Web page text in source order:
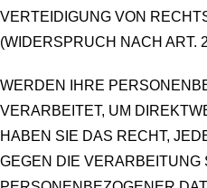
VERTEIDIGUNG VON
(WIDERSPRUCH NACH ART.
WERDEN IHRE
VERARBEITET, UM
HABEN SIE DAS RECHT,
GEGEN DIE VERARBEITUNG